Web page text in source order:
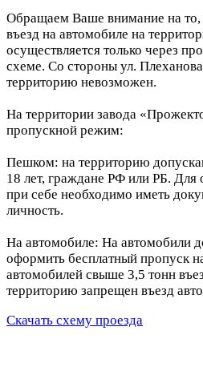
Обращаем Ваше внимание на
въезд на автомобиле на
осуществляется только через
схеме. Со стороны ул.
территорию невозможен.
На территории завода
пропускной режим:
Пешком: на территорию
18 лет, граждане РФ или РБ.
при себе необходимо иметь
личность.
На автомобиле: На автомобили
оформить бесплатный пропуск
автомобилей свыше 3,5 тонн
территорию запрещен въезд
Скачать схему проезда